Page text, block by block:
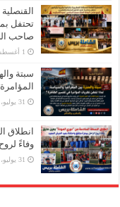
تحتفل
صاحب
1 أغسطس، 2026
سبتة
31 يوليو، 2026
انطلاق
وفاءً
31 يوليو، 2026